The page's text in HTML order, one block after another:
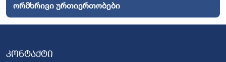
ორმხრივი ურთიერთობები
კონტაქტი